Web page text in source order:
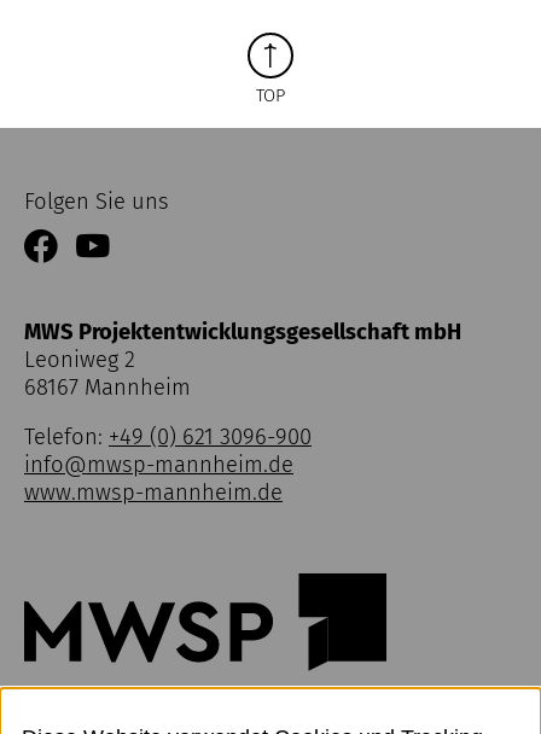
TOP
MWS Projektentwicklungsgesellschaft mbH
Leoniweg 2
68167 Mannheim
Telefon: +49 (0) 621 3096-900
info@mwsp-mannheim.de
www.mwsp-mannheim.de
Folgen Sie uns